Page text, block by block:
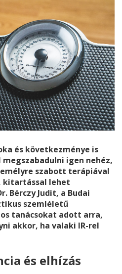
és következménye is
igen nehéz,
szabott terápiával
kitartással lehet
Bérczy Judit, a Budai
szemléletű
tanácsokat adott arra,
akkor, ha valaki IR-rel
és elhízás